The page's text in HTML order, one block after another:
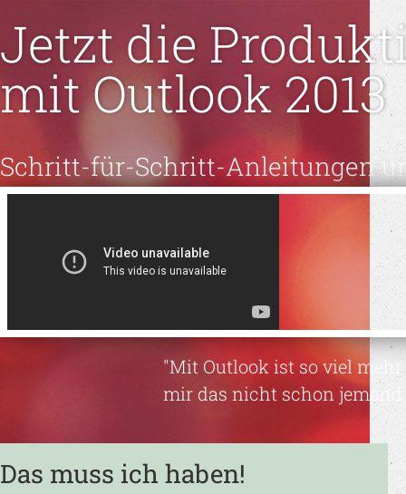
Jetzt die
mitOutlook 2013
Schritt-für-Schritt-Anleitungen
"Mit Outlook ist so viel
mir das nicht schon
Das muss ich haben!